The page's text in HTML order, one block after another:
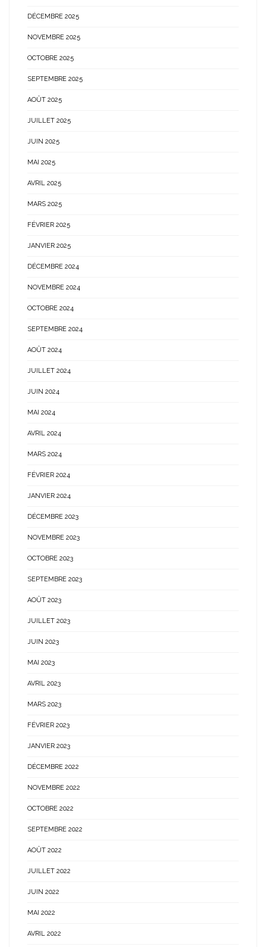
DÉCEMBRE 2025
NOVEMBRE 2025
OCTOBRE 2025
SEPTEMBRE 2025
AOÛT 2025
JUILLET 2025
JUIN 2025
MAI 2025
AVRIL 2025
MARS 2025
FÉVRIER 2025
JANVIER 2025
DÉCEMBRE 2024
NOVEMBRE 2024
OCTOBRE 2024
SEPTEMBRE 2024
AOÛT 2024
JUILLET 2024
JUIN 2024
MAI 2024
AVRIL 2024
MARS 2024
FÉVRIER 2024
JANVIER 2024
DÉCEMBRE 2023
NOVEMBRE 2023
OCTOBRE 2023
SEPTEMBRE 2023
AOÛT 2023
JUILLET 2023
JUIN 2023
MAI 2023
AVRIL 2023
MARS 2023
FÉVRIER 2023
JANVIER 2023
DÉCEMBRE 2022
NOVEMBRE 2022
OCTOBRE 2022
SEPTEMBRE 2022
AOÛT 2022
JUILLET 2022
JUIN 2022
MAI 2022
AVRIL 2022